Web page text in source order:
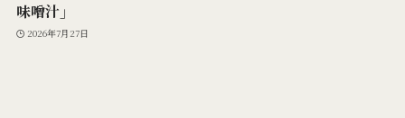
味噌汁」
2026年7月27日